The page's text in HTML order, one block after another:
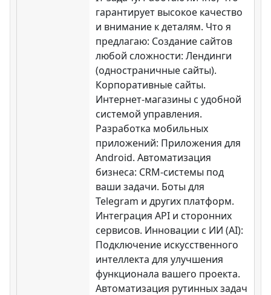
гарантирует высокое качество
и внимание к деталям. Что я
предлагаю: Создание сайтов
любой сложности: Лендинги
(одностраничные сайты).
Корпоративные сайты.
Интернет-магазины с удобной
системой управления.
Разработка мобильных
приложений: Приложения для
Android. Автоматизация
бизнеса: CRM-системы под
ваши задачи. Боты для
Telegram и других платформ.
Интеграция API и сторонних
сервисов. Инновации с ИИ (AI):
Подключение искусственного
интеллекта для улучшения
функционала вашего проекта.
Автоматизация рутинных задач